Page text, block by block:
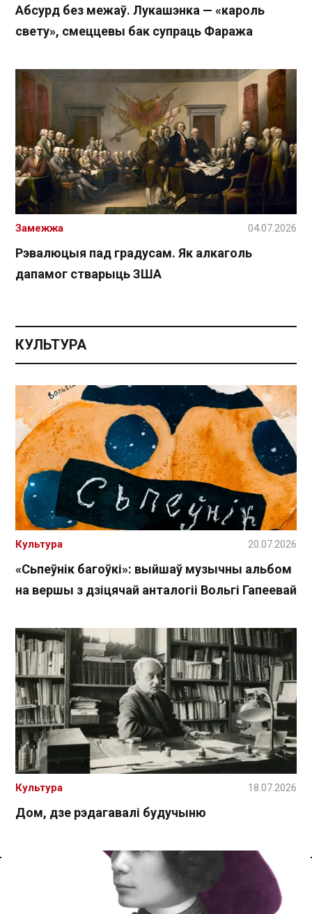
Спасылка без VPN
Абсурд без межаў. Лукашэнка — «кароль
свету», смеццевы бак супраць Фаража
Рэвалюцыя пад градусам. Як алкаголь
дапамог стварыць ЗША
Замежжа 04.07.2026
КУЛЬТУРА
«Сьпеўнік багоўкі»: выйшаў музычны альбом
на вершы з дзіцячай анталогіі Вольгі Гапеевай
Культура 20.07.2026
Дом, дзе рэдагавалі будучыню
Культура 18.07.2026